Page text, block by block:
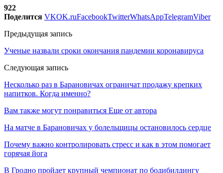
922
Поделится VKOK.ruFacebookTwitterWhatsAppTelegramViber
Предыдущая запись
Ученые назвали сроки окончания пандемии коронавируса
Следующая запись
Несколько раз в Барановичах ограничат продажу крепких
напитков. Когда именно?
Вам также могут понравиться Еще от автора
На матче в Барановичах у болельщицы остановилось сердце
Почему важно контролировать стресс и как в этом помогает
горячая йога
В Гродно пройдет крупный чемпионат по бодибилдингу